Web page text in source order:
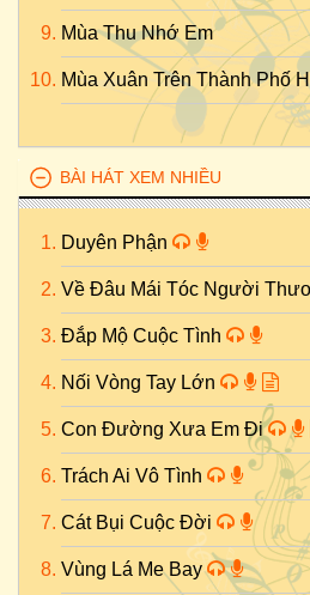
Mùa Thu Nhớ Em
Mùa Xuân Trên Thành Phố
BÀI HÁT XEM NHIỀU
Duyên Phận
Về Đâu Mái Tóc Người
Đắp Mộ Cuộc Tình
Nối Vòng Tay Lớn
Con Đường Xưa Em Đi
Trách Ai Vô Tình
Cát Bụi Cuộc Đời
Vùng Lá Me Bay